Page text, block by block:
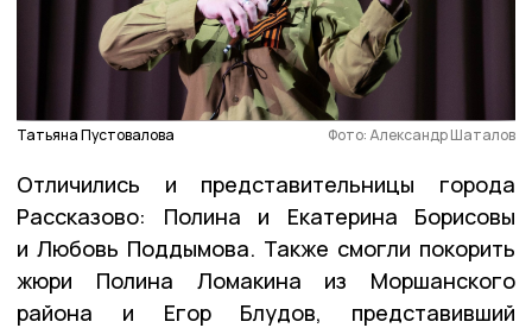
Татьяна Пустовалова Фото: Александр Шаталов
Отличились и представительницы города
Рассказово: Полина и Екатерина Борисовы
и Любовь Поддымова. Также смогли покорить
жюри Полина Ломакина из Моршанского
района и Егор Блудов, представивший